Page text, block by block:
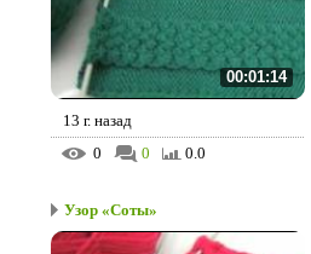
00:01:14
13 г. назад
0
0 0.0
Узор «Соты»